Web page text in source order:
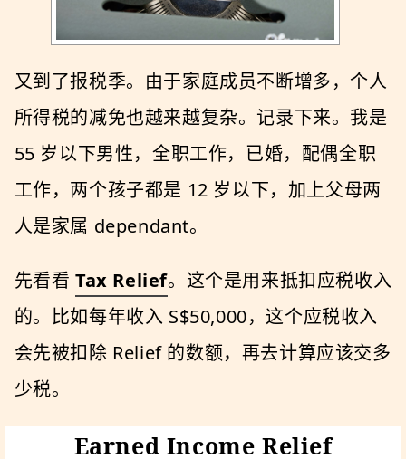
又到了报税季。由于家庭成员不断增多，个人
所得税的减免也越来越复杂。记录下来。我是
55 岁以下男性，全职工作，已婚，配偶全职
工作，两个孩子都是 12 岁以下，加上父母两
人是家属 dependant。
先看看Tax Relief。这个是用来抵扣应税收入
的。比如每年收入 S$50,000，这个应税收入
会先被扣除 Relief 的数额，再去计算应该交多
少税。
Earned Income Relief